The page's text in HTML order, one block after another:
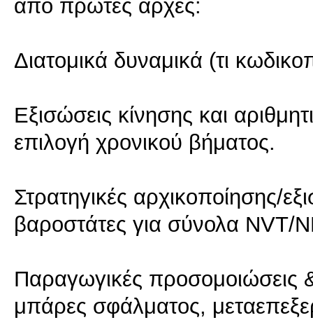
από πρώτες αρχές:
Διατομικά δυναμικά (τι
Εξισώσεις κίνησης και
επιλογή χρονικού βήματος.
Στρατηγικές αρχικοποίησης/
βαροστάτες για σύνολα NVT/
Παραγωγικές προσομοιώσεις
μπάρες σφάλματος,